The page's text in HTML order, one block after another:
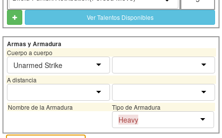
Ver Talentos Disponibles
Armas y Armadura
Cuerpo a cuerpo
Unarmed Strike
A distancia
Nombre de la Armadura Tipo de Armadura
Heavy